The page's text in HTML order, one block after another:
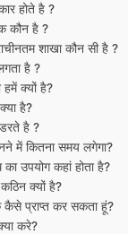
होते है ?
कौन है ?
शाखा कौन सी है ?
है ?
क्यों है?
है?
है ?
में कितना समय लगेगा?
उपयोग कहां होता है?
क्यों है?
प्राप्त कर सकता हूं?
करे?